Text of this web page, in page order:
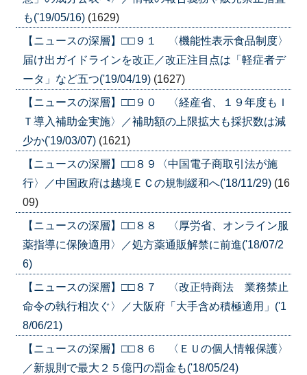
も('19/05/16) (1629)
【ニュースの深層】□□９１ 〈機能性表示食品制度〉
届け出ガイドラインを改正／改正注目点は「軽症者デ
ータ」など五つ('19/04/19) (1627)
【ニュースの深層】□□９０ 〈経産省、１９年度もＩ
Ｔ導入補助金実施〉／補助額の上限拡大も採択数は減
少か('19/03/07) (1621)
【ニュースの深層】□□８９〈中国電子商取引法が施
行〉／中国政府は越境ＥＣの規制緩和へ('18/11/29) (16
09)
【ニュースの深層】□□８８ 〈厚労省、オンライン服
薬指導に保険適用〉／処方薬通販解禁に前進('18/07/2
6)
【ニュースの深層】□□８７ 〈改正特商法 業務禁止
命令の執行相次ぐ〉／大阪府「大手含め積極適用」('1
8/06/21)
【ニュースの深層】□□８６ 〈ＥＵの個人情報保護〉
／新規則で最大２５億円の罰金も('18/05/24)